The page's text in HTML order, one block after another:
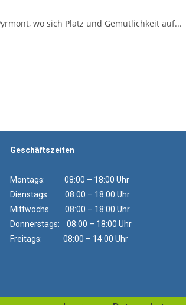
wo sich Platz und Gemütlichkeit auf...
Geschäftszeiten
Montags: 08:00 – 18:00 Uhr
Dienstags: 08:00 – 18:00 Uhr
Mittwochs 08:00 – 18:00 Uhr
Donnerstags: 08:00 – 18:00 Uhr
Freitags: 08:00 – 14:00 Uhr